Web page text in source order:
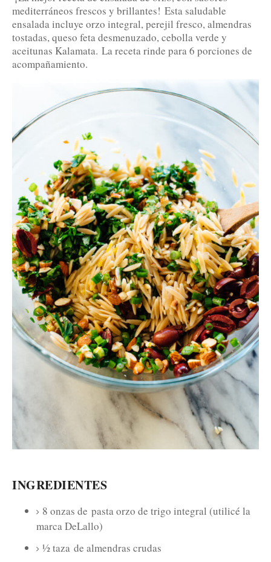
mediterráneos frescos y brillantes! Esta saludable
ensalada incluye orzo integral, perejil fresco, almendras
tostadas, queso feta desmenuzado, cebolla verde y
aceitunas Kalamata. La receta rinde para 6 porciones de
acompañamiento.
INGREDIENTES
8 onzas de pasta orzo de trigo integral (utilicé la
marca DeLallo)
½ taza de almendras crudas